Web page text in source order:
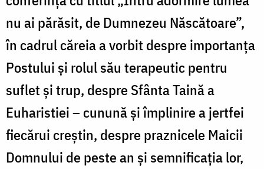
nu ai părăsit, de Dumnezeu Născătoare”,
în cadrul căreia a vorbit despre importanța
Postului și rolul său terapeutic pentru
suflet și trup, despre Sfânta Taină a
Euharistiei – cunună și împlinire a jertfei
fiecărui creștin, despre praznicele Maicii
Domnului de peste an și semnificația lor,